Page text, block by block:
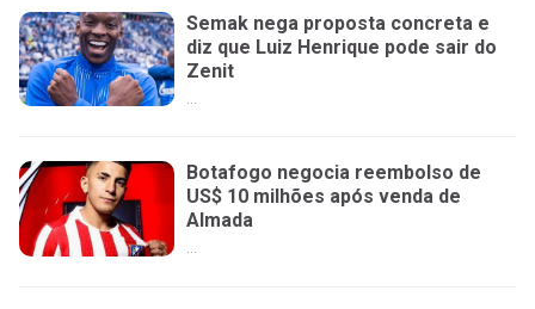
Semak nega proposta concreta e
diz que Luiz Henrique pode sair do
Zenit
...
Botafogo negocia reembolso de
US$ 10 milhões após venda de
Almada
...